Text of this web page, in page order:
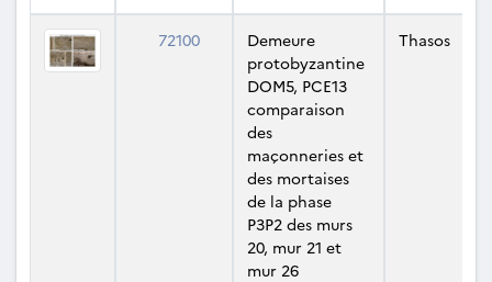
72100
Demeure
protobyzantine
DOM5, PCE13
comparaison
des
maçonneries et
des mortaises
de la phase
P3P2 des murs
20, mur 21 et
mur 26
Thasos